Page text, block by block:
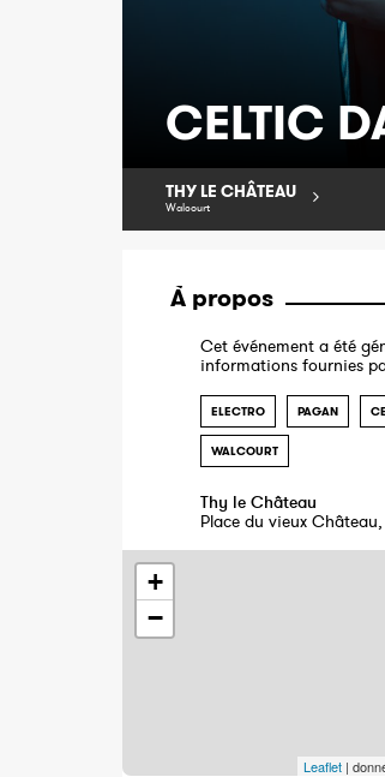
CELTIC
THY LE CHÂTEAU
Walcourt
À propos
Cet événement a été
informations fournies
ELECTRO PAGAN
WALCOURT
Thy le Château
Place du vieux
+
−
Leaflet|